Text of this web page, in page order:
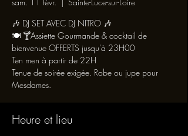
🎶 DJ SET AVEC DJ NITRO 🎶
🍽 🍸Assiette Gourmande & cocktail de
bienvenue OFFERTS jusqu'à 23H00
Ten men à partir de 22H
Tenue de soirée exigée. Robe ou jupe pour
Mesdames.
Heure et lieu